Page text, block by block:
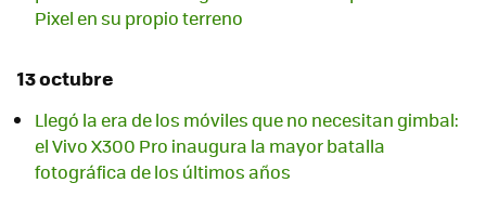
Pixel en su propio terreno
13 octubre
Llegó la era de los móviles que no necesitan gimbal:
el Vivo X300 Pro inaugura la mayor batalla
fotográfica de los últimos años